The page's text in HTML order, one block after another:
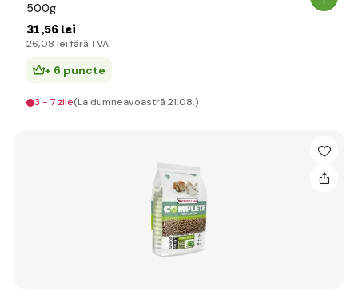
500g
31,56 lei
26,08 lei fără TVA
+ 6 puncte
3 - 7 zile(La dumneavoastră 21.08.)